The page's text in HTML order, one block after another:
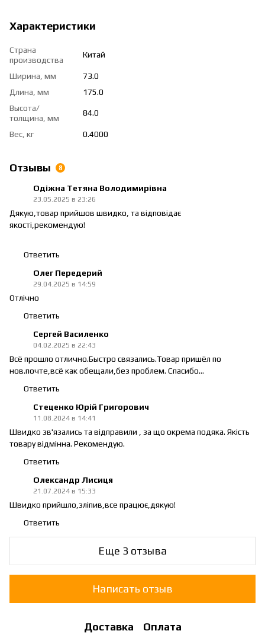
Характеристики
Страна
производства
Китай
Ширина, мм
73.0
Длина, мм
175.0
Высота/
толщина, мм
84.0
Вес, кг 0.4000
Отзывы 8
Одіжна Тетяна Володимирівна
23.05.2025 в 23:26
Дякую,товар прийшов швидко, та відповідає
якості,рекомендую!
Ответить
Олег Передерий
29.04.2025 в 14:59
Отлічно
Ответить
Сергей Василенко
04.02.2025 в 22:43
Всё прошло отлично.Быстро связались.Товар пришёл по
нов.почте,всё как обещали,без проблем. Спасибо...
Ответить
Стеценко Юрій Григорович
11.08.2024 в 14:41
Швидко зв'язались та відправили , за що окрема подяка. Якість
товару відмінна. Рекомендую.
Ответить
Олександр Лисиця
21.07.2024 в 15:33
Швидко прийшло,зліпив,все працює,дякую!
Ответить
Еще 3 отзыва
Написать отзыв
Доставка Оплата